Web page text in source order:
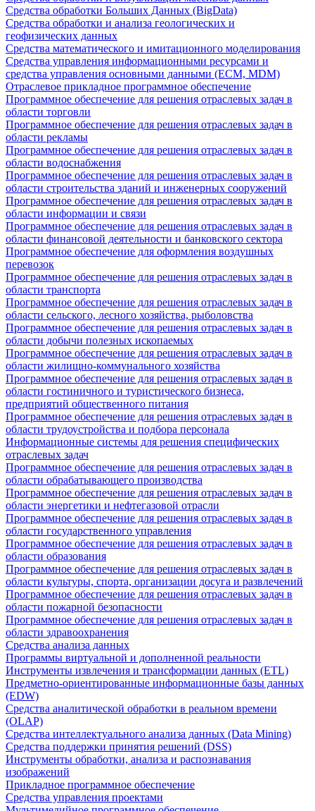
Средства обработки Больших Данных (BigData)
Средства обработки и анализа геологических и
геофизических данных
Средства математического и имитационного моделирования
Средства управления информационными ресурсами и
средства управления основными данными (ECM, MDM)
Отраслевое прикладное программное обеспечение
Программное обеспечение для решения отраслевых задач в
области торговли
Программное обеспечение для решения отраслевых задач в
области рекламы
Программное обеспечение для решения отраслевых задач в
области водоснабжения
Программное обеспечение для решения отраслевых задач в
области строительства зданий и инженерных сооружений
Программное обеспечение для решения отраслевых задач в
области информации и связи
Программное обеспечение для решения отраслевых задач в
области финансовой деятельности и банковского сектора
Программное обеспечение для оформления воздушных
перевозок
Программное обеспечение для решения отраслевых задач в
области транспорта
Программное обеспечение для решения отраслевых задач в
области сельского, лесного хозяйства, рыболовства
Программное обеспечение для решения отраслевых задач в
области добычи полезных ископаемых
Программное обеспечение для решения отраслевых задач в
области жилищно-коммунального хозяйства
Программное обеспечение для решения отраслевых задач в
области гостиничного и туристического бизнеса,
предприятий общественного питания
Программное обеспечение для решения отраслевых задач в
области трудоустройства и подбора персонала
Информационные системы для решения специфических
отраслевых задач
Программное обеспечение для решения отраслевых задач в
области обрабатывающего производства
Программное обеспечение для решения отраслевых задач в
области энергетики и нефтегазовой отрасли
Программное обеспечение для решения отраслевых задач в
области государственного управления
Программное обеспечение для решения отраслевых задач в
области образования
Программное обеспечение для решения отраслевых задач в
области культуры, спорта, организации досуга и развлечений
Программное обеспечение для решения отраслевых задач в
области пожарной безопасности
Программное обеспечение для решения отраслевых задач в
области здравоохранения
Средства анализа данных
Программы виртуальной и дополненной реальности
Инструменты извлечения и трансформации данных (ETL)
Предметно-ориентированные информационные базы данных
(EDW)
Средства аналитической обработки в реальном времени
(OLAP)
Средства интеллектуального анализа данных (Data Mining)
Средства поддержки принятия решений (DSS)
Инструменты обработки, анализа и распознавания
изображений
Прикладное программное обеспечение
Средства управления проектами